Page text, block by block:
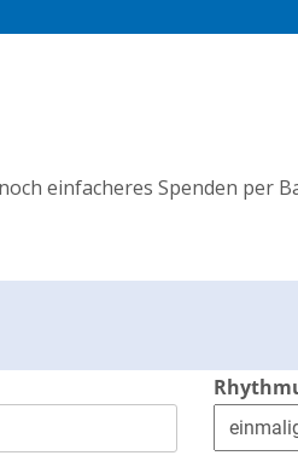
einfacheres Spenden per